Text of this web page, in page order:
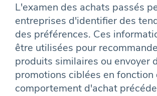
L'examen des achats passés
entreprises d'identifier des
des préférences. Ces
être utilisées pour
produits similaires ou envoyer
promotions ciblées en fonction
comportement d'achat